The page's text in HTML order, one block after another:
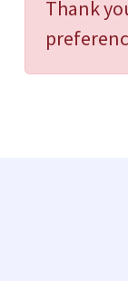
Thank